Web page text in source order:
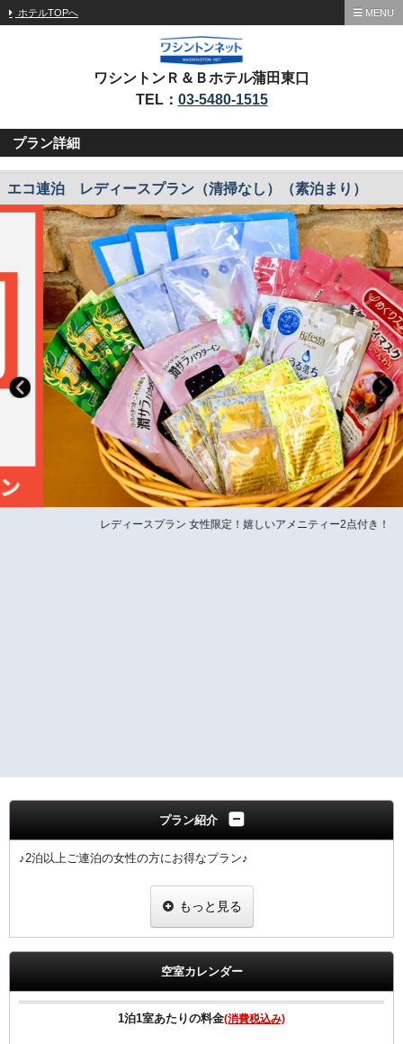
ホテルTOPへ MENU
ワシントンＲ＆Ｂホテル蒲田東口
TEL： 03-5480-1515
プラン詳細
エコ連泊 レディースプラン（清掃なし）（素泊まり）
レディースプラン 女性限定！嬉しいアメニティー2点付き！
プラン紹介
♪2泊以上ご連泊の女性の方にお得なプラン♪
※滞在中の客室清掃なしのプランです。（2泊以上からご予約可能な
※ご予定の変更により１泊のみのご利用になりました場合は通常料金
でのご案内となりますのでご注意ください。
■女性にちょっと嬉しい特典付き
もっと見る
空室カレンダー
1泊1室あたりの料金(消費税込み)